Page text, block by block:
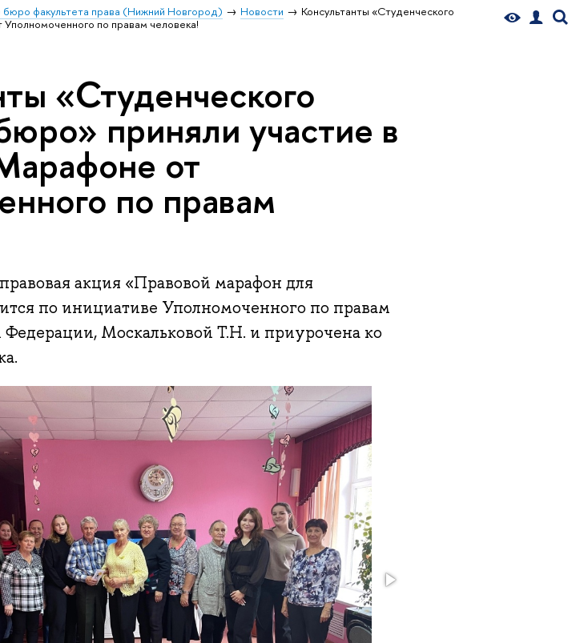
факультета права (Нижний Новгород) Новости
Консультанты «Студенческого
по правам человека!
«Студенческого
приняли участие в
от
по правам
акция «Правовой марафон для
по инициативе Уполномоченного по правам
Федерации, Москальковой Т.Н. и приурочена ко